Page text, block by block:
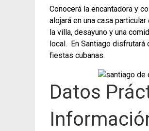
Conocerá la encantadora y
alojará en una casa
la villa, desayuno y una
local. En Santiago
fiestas cubanas.
Datos